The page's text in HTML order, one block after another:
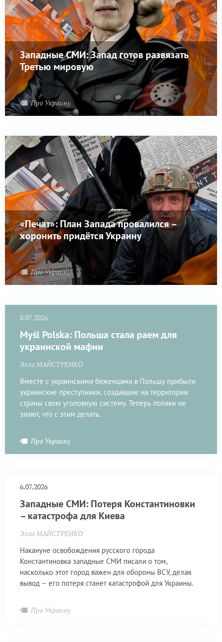
Западные СМИ: Запад готов развязать
Третью мировую
Про Украину
«Печат»: План Запада провалился –
хоронить придётся Украину
Про Украину
8.07.2026
Myśl Polska: Польша стала раем для
украинской мафии
Элла МАЙСТРЕНКО
Вместе с украинскими беженцами в Польшу прибыли
украинские преступники, создавшие на территории
страны свою уголовную систему. Теперь поляки не
знают, что с этим делать.
Про Украину
6.07.2026
Западные СМИ: Потеря Константиновки
– катастрофа для Киева
Элла МАЙСТРЕНКО
Накануне освобождения русского города
Константиновка западные СМИ писали о том,
насколько этот город важен для обороны ВСУ, делая
вывод – его потеря станет катастрофой для Украины.
Про Украину